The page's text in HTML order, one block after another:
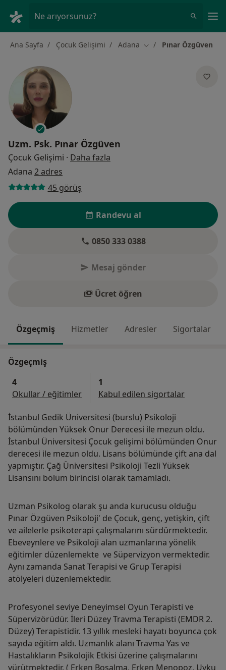
Ne arıyorsunuz?
Ana Sayfa Çocuk Gelişimi Adana Şehir değiştir
Pınar Özgüven
Uzm. Psk. Pınar Özgüven
Çocuk Gelişimi · Daha fazla
Adana 2 adres
45 görüş
Randevu al
0850 333 0388
Mesaj gönder
Ücret öğren
Özgeçmiş Hizmetler Adresler Sigortalar
Özgeçmiş
4
Okullar / eğitimler
1
Kabul edilen sigortalar
İstanbul Gedik Üniversitesi (burslu) Psikoloji
bölümünden Yüksek Onur Derecesi ile mezun oldu.
İstanbul Üniversitesi Çocuk gelişimi bölümünden Onur
derecesi ile mezun oldu. Lisans bölümünde çift ana dal
yapmıştır. Çağ Üniversitesi Psikoloji Tezli Yüksek
Lisansını bölüm birincisi olarak tamamladı.
Uzman Psikolog olarak şu anda kurucusu olduğu
Pınar Özgüven Psikoloji' de Çocuk, genç, yetişkin, çift
ve ailelerle psikoterapi çalışmalarını sürdürmektedir.
Ebeveynlere ve Psikoloji alan uzmanlarına yönelik
eğitimler düzenlemekte ve Süpervizyon vermektedir.
Aynı zamanda Sanat Terapisi ve Grup Terapisi
atölyeleri düzenlemektedir.
Profesyonel seviye Deneyimsel Oyun Terapisti ve
Süpervizörüdür. İleri Düzey Travma Terapisti (EMDR 2.
Düzey) Terapistidir. 13 yıllık mesleki hayatı boyunca çok
sayıda eğitim aldı. Uzmanlık alanı Travma Yas ve
Hastalıkların Psikolojik Etkisi üzerine çalışmalarını
yürütmektedir. ( Erken Boşalma, Erken Menopoz, Uyku